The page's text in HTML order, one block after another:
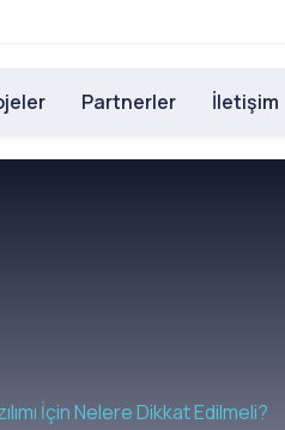
Partnerler İletişim
İçin Nelere Dikkat Edilmeli?